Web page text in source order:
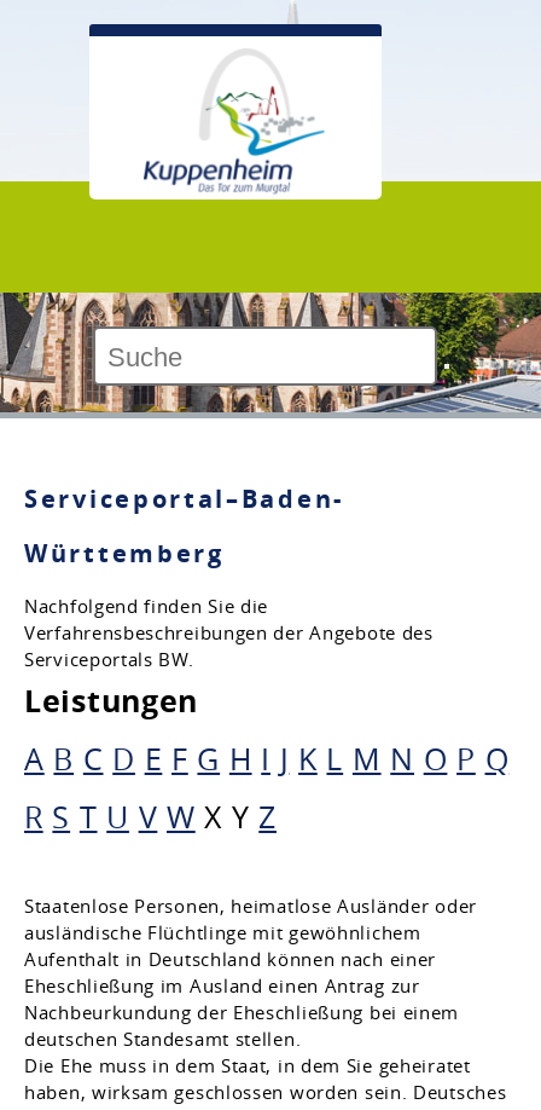
Serviceportal–Baden-
Württemberg
Nachfolgend finden Sie die
Verfahrensbeschreibungen der Angebote des
Serviceportals BW.
Leistungen
A B C D E F G H I J K L M N O P Q
R S T U V W X Y Z
Staatenlose Personen, heimatlose Ausländer oder
ausländische Flüchtlinge mit gewöhnlichem
Aufenthalt in Deutschland können nach einer
Eheschließung im Ausland einen Antrag zur
Nachbeurkundung der Eheschließung bei einem
deutschen Standesamt stellen.
Die Ehe muss in dem Staat, in dem Sie geheiratet
haben, wirksam geschlossen worden sein. Deutsches